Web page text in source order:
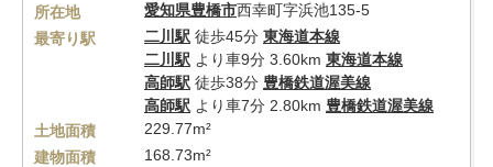
所在地 愛知県豊橋市西幸町字浜池135-5
最寄り駅
二川駅 徒歩45分 東海道本線
二川駅 より車9分 3.60km 東海道本線
高師駅 徒歩38分 豊橋鉄道渥美線
高師駅 より車7分 2.80km 豊橋鉄道渥美線
土地面積
229.77m²
建物面積
168.73m²